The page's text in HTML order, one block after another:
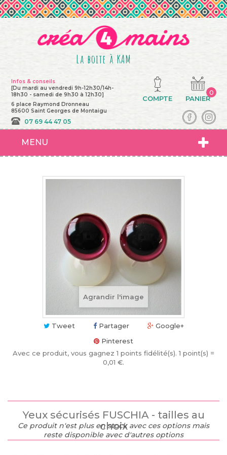
Infos & conseils
[Du mardi au vendredi 9h-12h30/14h-
18h30 - samedi de 9h30 à 12h30]
6 place Raymond Dronneau
85600 Saint Georges de Montaigu
07 69 44 47 05
La boite à KAM
PANIER
0
COMPTE
MENU
Agrandir l'image
Tweet Partager
Google+
Pinterest
Avec ce produit, vous gagnez1 points fidélité(s). 1 point(s) =
0,01 €.
Yeux sécurisés FUSCHIA - tailles au
choix
Ce produit n'est plus en stock avec ces options mais
reste disponible avec d'autres options